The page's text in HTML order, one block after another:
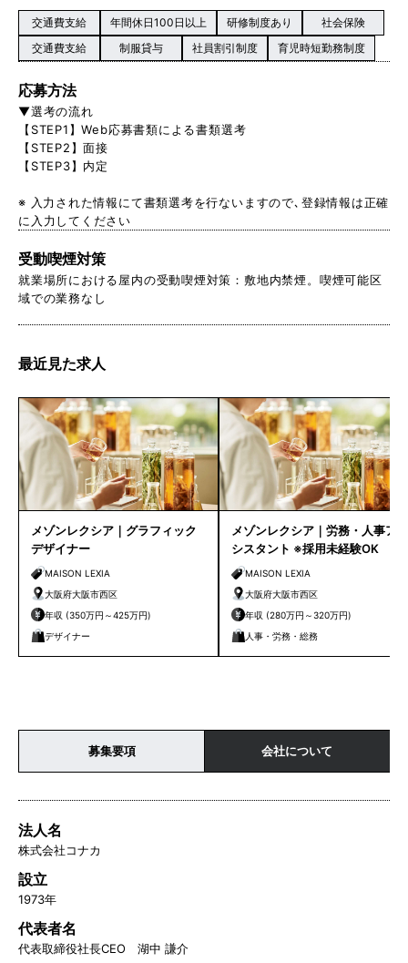
交通費支給 年間休日100日以上 研修制度あり
社会保険
交通費支給
制服貸与 社員割引制度 育児時短勤務制度
応募方法
▼選考の流れ
【STEP1】Web応募書類による書類選考
【STEP2】面接
【STEP3】内定
※ 入力された情報にて書類選考を行ないますので､登録情報は正確
に入力してください
受動喫煙対策
就業場所における屋内の受動喫煙対策：敷地内禁煙。喫煙可能区
域での業務なし
最近見た求人
メゾンレクシア｜グラフィック
デザイナー
MAISON LEXIA
大阪府大阪市西区
年収 (350万円～425万円)
デザイナー
メゾンレクシア｜労務・人事ア
シスタント ※採用未経験OK
MAISON LEXIA
大阪府大阪市西区
年収 (280万円～320万円)
人事・労務・総務
募集要項 会社について
法人名
株式会社コナカ
設立
1973年
代表者名
代表取締役社長CEO 湖中 謙介